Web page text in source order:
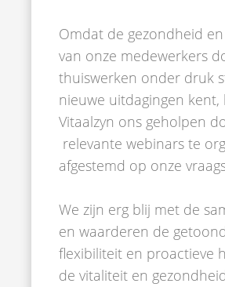
Omdat de gezondheid
van onze medewerkers
thuiswerken onder druk
nieuwe uitdagingen kent,
Vitaalzyn ons geholpen
relevante webinars te
afgestemd op onze
We zijn erg blij met de
en waarderen de
flexibiliteit en proactieve
de vitaliteit en